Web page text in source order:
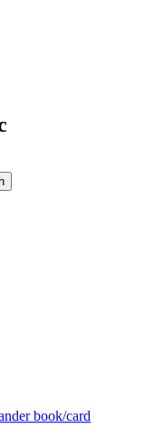
book/card